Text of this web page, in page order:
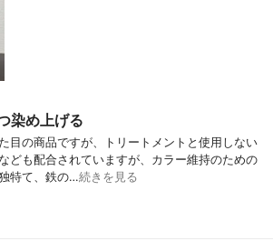
染め上げる
目の商品ですが、トリートメントと使用しない
ども配合されていますが、カラー維持のための
特て、鉄の…続きを見る